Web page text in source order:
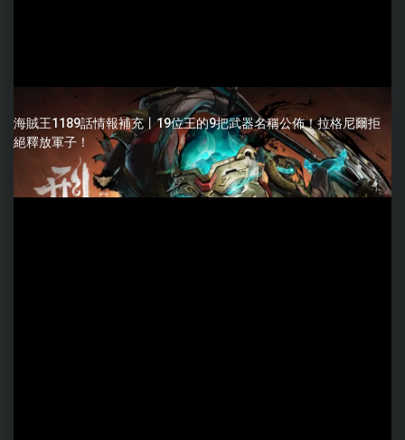
海賊王1189話情報補充丨19位王的9把武器名稱公佈！拉格尼爾拒
絕釋放軍子！